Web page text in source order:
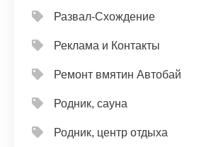
Развал-Схождение
Реклама и Контакты
Ремонт вмятин Автобай
Родник, сауна
Родник, центр отдыха